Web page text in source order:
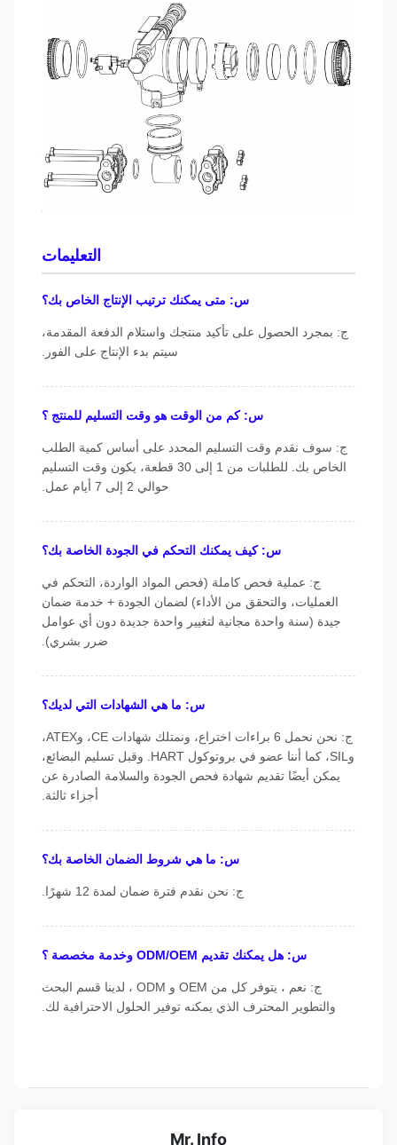
التعليمات
س: متى يمكنك ترتيب الإنتاج الخاص بك؟
ج: بمجرد الحصول على تأكيد منتجك واستلام الدفعة المقدمة،
سيتم بدء الإنتاج على الفور.
س: كم من الوقت هو وقت التسليم للمنتج ؟
ج: سوف نقدم وقت التسليم المحدد على أساس كمية الطلب
الخاص بك. للطلبات من 1 إلى 30 قطعة، يكون وقت التسليم
حوالي 2 إلى 7 أيام عمل.
س: كيف يمكنك التحكم في الجودة الخاصة بك؟
ج: عملية فحص كاملة (فحص المواد الواردة، التحكم في
العمليات، والتحقق من الأداء) لضمان الجودة + خدمة ضمان
جيدة (سنة واحدة مجانية لتغيير واحدة جديدة دون أي عوامل
ضرر بشري).
س: ما هي الشهادات التي لديك؟
ج: نحن نحمل 6 براءات اختراع، ونمتلك شهادات CE، وATEX،
وSIL، كما أننا عضو في بروتوكول HART. وقبل تسليم البضائع،
يمكن أيضًا تقديم شهادة فحص الجودة والسلامة الصادرة عن
أجزاء ثالثة.
س: ما هي شروط الضمان الخاصة بك؟
ج: نحن نقدم فترة ضمان لمدة 12 شهرًا.
س: هل يمكنك تقديم ODM/OEM وخدمة مخصصة ؟
ج: نعم ، يتوفر كل من OEM و ODM ، لدينا قسم البحث
والتطوير المحترف الذي يمكنه توفير الحلول الاحترافية لك.
Mr. Info